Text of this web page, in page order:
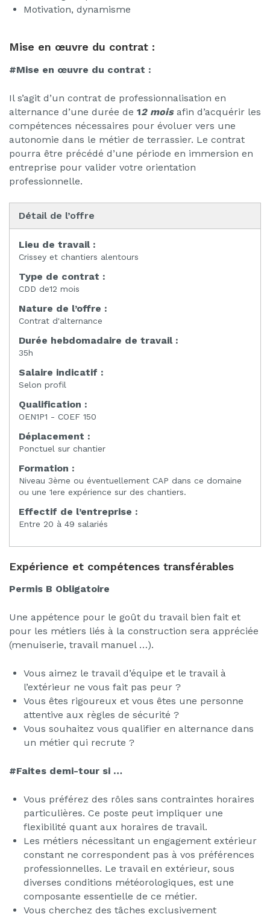
Motivation, dynamisme
Mise en œuvre du contrat :
#Mise en œuvre du contrat :
Il s’agit d’un contrat de professionnalisation en
alternance d’une durée de 12 moisafin d’acquérir les
compétences nécessaires pour évoluer vers une
autonomie dans le métier de terrassier. Le contrat
pourra être précédé d’une période en immersion en
entreprise pour valider votre orientation
professionnelle.
Détail de l’offre
Lieu de travail :
Crissey et chantiers alentours
Type de contrat :
CDD de12 mois
Nature de l’offre :
Contrat d'alternance
Durée hebdomadaire de travail :
35h
Salaire indicatif :
Selon profil
Qualification :
OEN1P1 - COEF 150
Déplacement :
Ponctuel sur chantier
Formation :
Niveau 3ème ou éventuellement CAP dans ce domaine
ou une 1ere expérience sur des chantiers.
Effectif de l’entreprise :
Entre 20 à 49 salariés
Expérience et compétences transférables
Permis B Obligatoire
Une appétence pour le goût du travail bien fait et
pour les métiers liés à la construction sera appréciée
(menuiserie, travail manuel …).
Vous aimez le travail d’équipe et le travail à
l’extérieur ne vous fait pas peur ?
Vous êtes rigoureux et vous êtes une personne
attentive aux règles de sécurité ?
Vous souhaitez vous qualifier en alternance dans
un métier qui recrute ?
#Faites demi-tour si …
Vous préférez des rôles sans contraintes horaires
particulières. Ce poste peut impliquer une
flexibilité quant aux horaires de travail.
Les métiers nécessitant un engagement extérieur
constant ne correspondent pas à vos préférences
professionnelles. Le travail en extérieur, sous
diverses conditions météorologiques, est une
composante essentielle de ce métier.
Vous cherchez des tâches exclusivement